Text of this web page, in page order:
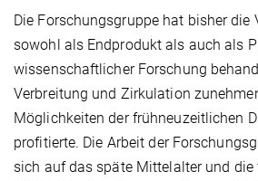
Die Forschungsgruppe hat bisher die
sowohl als Endprodukt als auch als
wissenschaftlicher Forschung
Verbreitung und Zirkulation
Möglichkeiten der frühneuzeitlichen
profitierte. Die Arbeit der
sich auf das späte Mittelalter und die